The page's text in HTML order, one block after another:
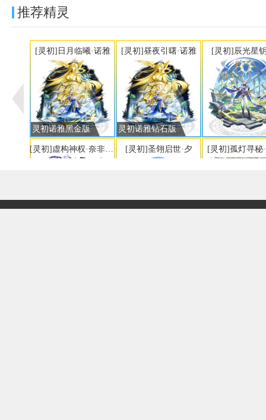
推荐精灵
[灵初]日月临曦·诺雅
灵初诺雅黑金版
[灵初]昼夜引曙·诺雅
灵初诺雅钻石版
[灵初]辰光星
[灵初]虚构神权·奈非利塔 [灵初]圣翎启世·夕 [灵初]孤灯寻秘